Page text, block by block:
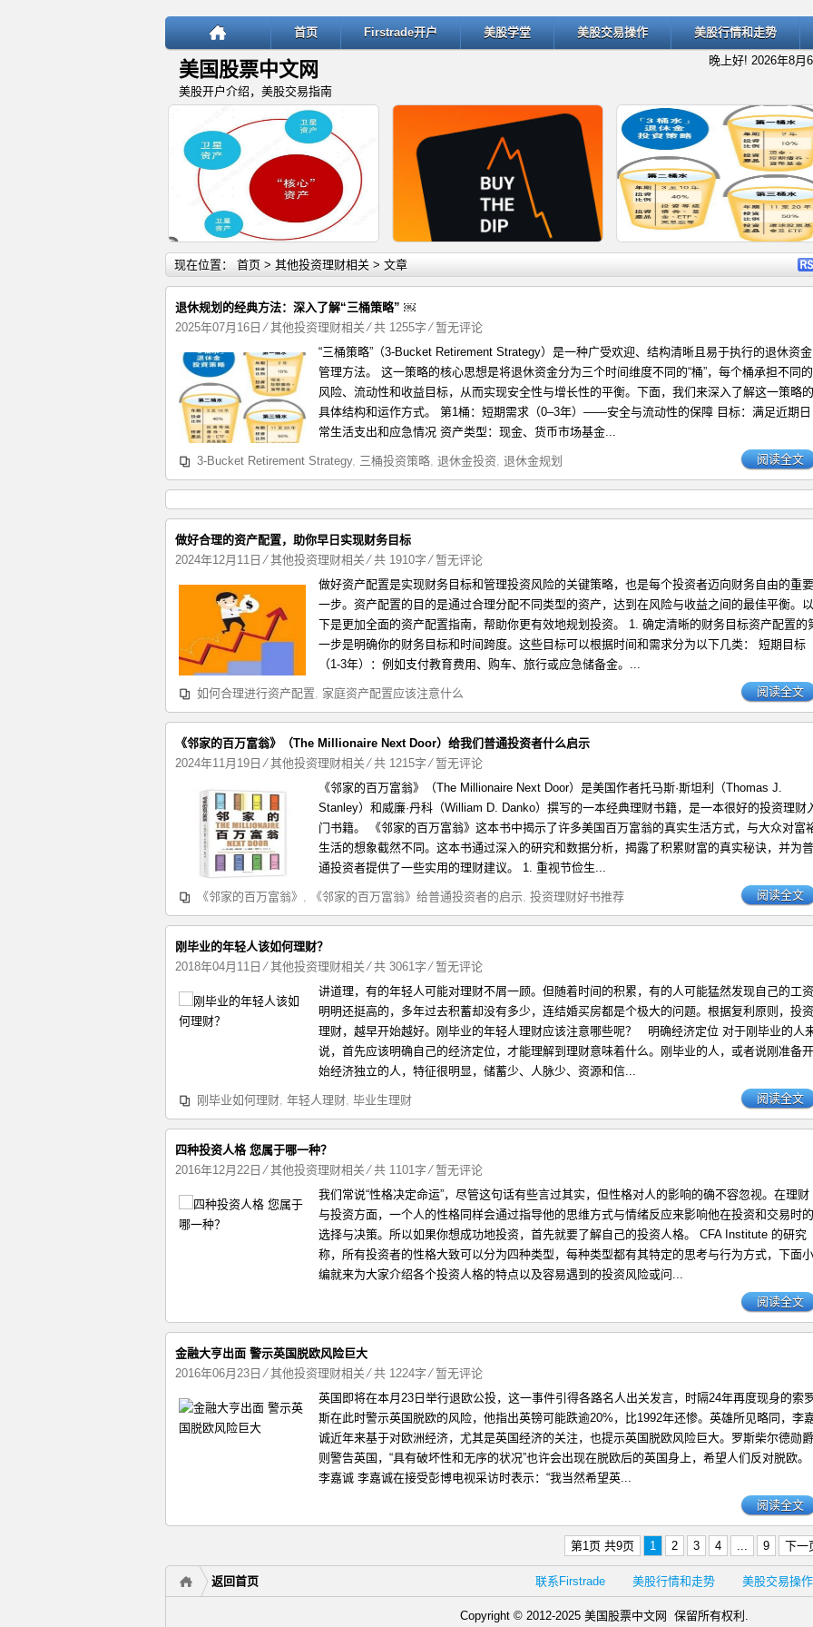
首页 Firstrade开户 美股学堂 美股交易操作 美股行情和走势
晚上好! 2026年8月
美国股票中文网
美股开户介绍，美股交易指南
详细内容
“核心—卫星”投资策略：稳健与
详细内容
什么是“逢低买入”（Buy the D
详细
退休规划的经典方法：深入了解“
现在位置： 首页 > 其他投资理财相关 > 文章
退休规划的经典方法：深入了解“三桶策略” ￼
2025年07月16日 ⁄其他投资理财相关⁄ 共 1255字⁄暂无评论
“三桶策略”（3-Bucket Retirement Strategy）是一种广受欢迎、结构清晰且易于执行的退休资金
管理方法。 这一策略的核心思想是将退休资金分为三个时间维度不同的“桶”，每个桶承担不同的
风险、流动性和收益目标，从而实现安全性与增长性的平衡。下面，我们来深入了解这一策略的
具体结构和运作方式。 第1桶：短期需求（0–3年）——安全与流动性的保障 目标：满足近期日
常生活支出和应急情况 资产类型：现金、货币市场基金...
3-Bucket Retirement Strategy, 三桶投资策略, 退休金投资, 退休金规划 阅读全文
做好合理的资产配置，助你早日实现财务目标
2024年12月11日 ⁄其他投资理财相关⁄ 共 1910字⁄暂无评论
做好资产配置是实现财务目标和管理投资风险的关键策略，也是每个投资者迈向财务自由的重要
一步。资产配置的目的是通过合理分配不同类型的资产，达到在风险与收益之间的最佳平衡。以
下是更加全面的资产配置指南，帮助你更有效地规划投资。 1. 确定清晰的财务目标资产配置的
一步是明确你的财务目标和时间跨度。这些目标可以根据时间和需求分为以下几类： 短期目标
（1-3年）：例如支付教育费用、购车、旅行或应急储备金。...
如何合理进行资产配置, 家庭资产配置应该注意什么 阅读全文
《邻家的百万富翁》（The Millionaire Next Door）给我们普通投资者什么启示
2024年11月19日 ⁄其他投资理财相关⁄ 共 1215字⁄暂无评论
《邻家的百万富翁》（The Millionaire Next Door）是美国作者托马斯·斯坦利（Thomas J.
Stanley）和威廉·丹科（William D. Danko）撰写的一本经典理财书籍，是一本很好的投资理财
门书籍。 《邻家的百万富翁》这本书中揭示了许多美国百万富翁的真实生活方式，与大众对富
生活的想象截然不同。这本书通过深入的研究和数据分析，揭露了积累财富的真实秘诀，并为普
通投资者提供了一些实用的理财建议。 1. 重视节俭生...
《邻家的百万富翁》 , 《邻家的百万富翁》给普通投资者的启示, 投资理财好书推荐 阅读全文
刚毕业的年轻人该如何理财？
2018年04月11日 ⁄其他投资理财相关⁄ 共 3061字⁄暂无评论
讲道理，有的年轻人可能对理财不屑一顾。但随着时间的积累，有的人可能猛然发现自己的工资
明明还挺高的，多年过去积蓄却没有多少，连结婚买房都是个极大的问题。根据复利原则，投资
理财，越早开始越好。刚毕业的年轻人理财应该注意哪些呢？ 明确经济定位 对于刚毕业的人
说，首先应该明确自己的经济定位，才能理解到理财意味着什么。刚毕业的人，或者说刚准备开
始经济独立的人，特征很明显，储蓄少、人脉少、资源和信...
刚毕业如何理财, 年轻人理财, 毕业生理财 阅读全文
四种投资人格 您属于哪一种？
2016年12月22日 ⁄其他投资理财相关⁄ 共 1101字⁄暂无评论
我们常说“性格决定命运”，尽管这句话有些言过其实，但性格对人的影响的确不容忽视。在理财
与投资方面，一个人的性格同样会通过指导他的思维方式与情绪反应来影响他在投资和交易时的
选择与决策。所以如果你想成功地投资，首先就要了解自己的投资人格。 CFA Institute 的研究
称，所有投资者的性格大致可以分为四种类型，每种类型都有其特定的思考与行为方式，下面小
编就来为大家介绍各个投资人格的特点以及容易遇到的投资风险或问...
阅读全文
金融大亨出面 警示英国脱欧风险巨大
2016年06月23日 ⁄其他投资理财相关⁄ 共 1224字⁄暂无评论
英国即将在本月23日举行退欧公投，这一事件引得各路名人出关发言，时隔24年再度现身的索
斯在此时警示英国脱欧的风险，他指出英镑可能跌逾20%，比1992年还惨。英雄所见略同，李
诚近年来基于对欧洲经济，尤其是英国经济的关注，也提示英国脱欧风险巨大。罗斯柴尔德勋爵
则警告英国，“具有破坏性和无序的状况”也许会出现在脱欧后的英国身上，希望人们反对脱欧。
李嘉诚 李嘉诚在接受彭博电视采访时表示：“我当然希望英...
阅读全文
第1页 共9页 1 2 3 4 ... 9 下一
美股交易操作
美股行情和走势
联系Firstrade
返回首页
Copyright © 2012-2025 美国股票中文网 保留所有权利.